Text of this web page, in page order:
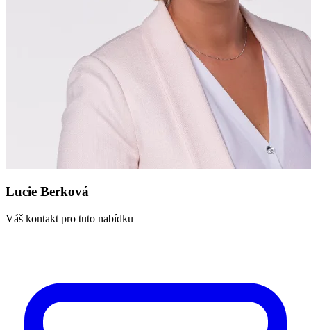
Lucie Berková
Váš kontakt pro tuto nabídku